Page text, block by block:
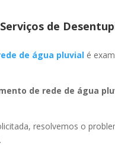
de
de água pluvialé
de rede de água
resolvemos o